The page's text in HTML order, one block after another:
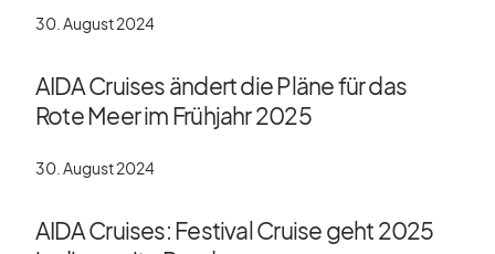
30. August 2024
AIDA Cruises ändert die Pläne für das
Rote Meer im Frühjahr 2025
30. August 2024
AIDA Cruises: Festival Cruise geht 2025